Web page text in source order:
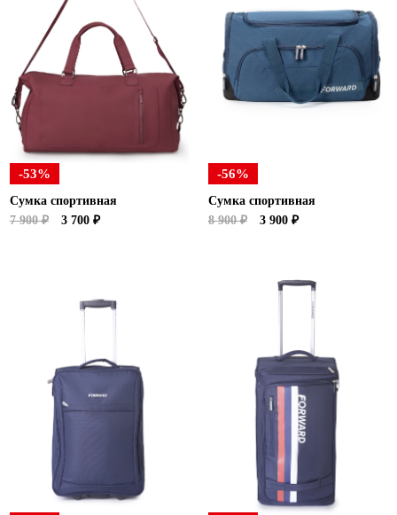
-53%
Сумка спортивная
7 900 ₽
3 700 ₽
-56%
Сумка спортивная
8 900 ₽
3 900 ₽